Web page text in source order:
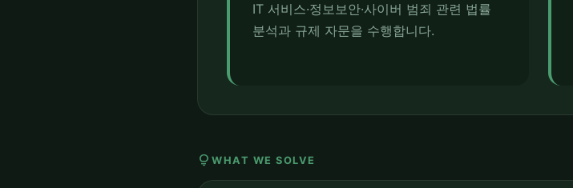
IT 서비스·정보보안·사이버 범죄 관련 법률
분석과 규제 자문을 수행합니다.
lightbulb WHAT WE SOLVE